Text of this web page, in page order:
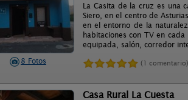
8 Fotos
La Casita de la cruz es una
Siero, en el centro de
en el entorno de la
habitaciones con TV en
equipada, salón, corredor
(1 comentario)
Casa Rural La Cuesta